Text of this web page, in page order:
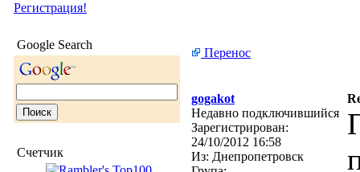
Регистрация!
Google Search
Счетчик
Перенос
gogakot
Недавно подключившийся
Зарегистрирован:
24/10/2012 16:58
Из: Днепропетровск